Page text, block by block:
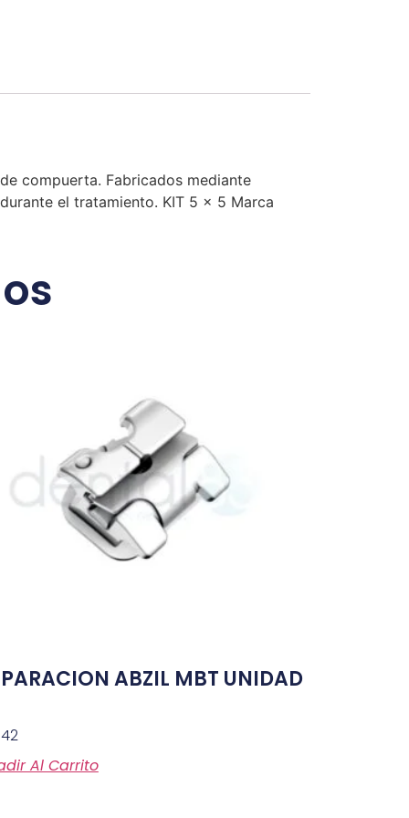
compuerta. Fabricados mediante
el tratamiento. KIT 5 x 5 Marca
ABZIL MBT UNIDAD
Al Carrito